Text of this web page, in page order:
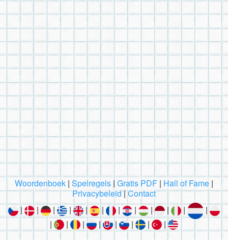
Woordenboek | Spelregels | Gratis PDF | Hall of Fame |
Privacybeleid|Contact
|
| | | | | | | | | |
|
|
| | | | | | |